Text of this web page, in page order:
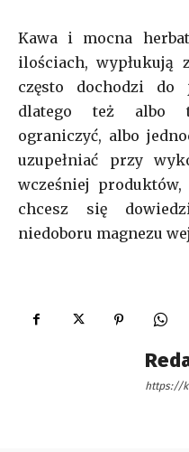
Kawa i mocna
ilościach, wypłukują
często dochodzi do
dlatego też albo
ograniczyć, albo
uzupełniać przy
wcześniej produktów,
chcesz się
niedoboru magnezu
https://